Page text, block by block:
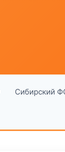
Сибирский